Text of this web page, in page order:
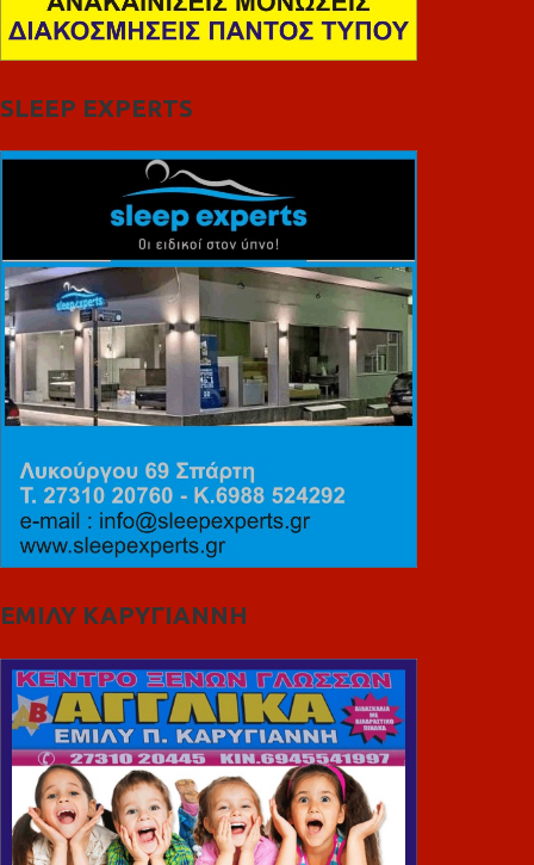
SLEEP EXPERTS
ΕΜΙΛΥ ΚΑΡΥΓΙΑΝΝΗ